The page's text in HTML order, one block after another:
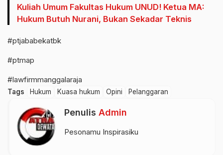
Kuliah Umum Fakultas Hukum UNUD! Ketua MA:
Hukum Butuh Nurani, Bukan Sekadar Teknis
#ptjababekatbk
#ptmap
#lawfirmmanggalaraja
Tags Hukum Kuasa hukum Opini Pelanggaran
Penulis Admin
Pesonamu Inspirasiku